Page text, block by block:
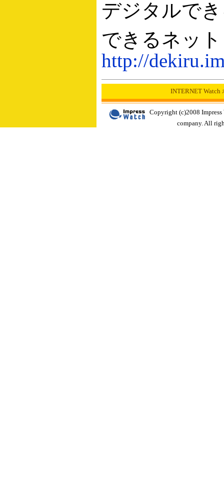
デジタルで
できるネッ
http://
INTERNET Watch
Copyright (c)2008 Impress
company. All